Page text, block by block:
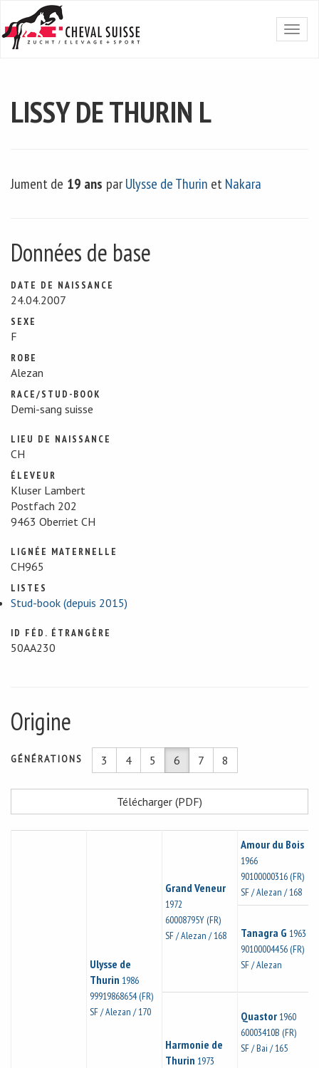
LISSY DE THURIN L
Jument de 19 ans parUlysse de Thurin etNakara
Données de base
DATE DE NAISSANCE
24.04.2007
SEXE
F
ROBE
Alezan
RACE/STUD-BOOK
Demi-sang suisse
LIEU DE NAISSANCE
CH
ÉLEVEUR
Kluser Lambert
Postfach 202
9463 Oberriet CH
LIGNÉE MATERNELLE
CH965
LISTES
Stud-book (depuis 2015)
ID FÉD. ÉTRANGÈRE
50AA230
Origine
GÉNÉRATIONS 3 4 5 6 7 8
Télécharger (PDF)
Ulysse de
Thurin 1986
99919868654 (FR)
SF / Alezan / 170
Grand Veneur
1972
60008795Y (FR)
SF / Alezan / 168
Amour du Bois
1966
90100000316 (FR)
SF / Alezan / 168
Tanagra G 1963
90100004456 (FR)
SF / Alezan
Harmonie de
Thurin 1973
Quastor 1960
60003410B (FR)
SF / Bai / 165